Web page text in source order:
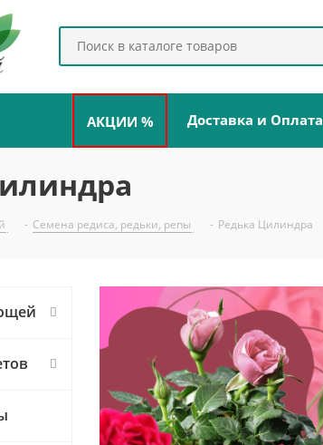
АКЦИИ % Доставка и Оплата
- Семена редиса, редьки, репы - Редька Цилиндра